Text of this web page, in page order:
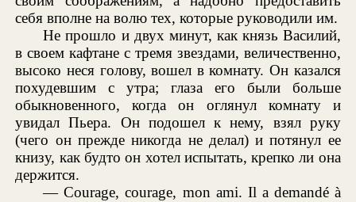
себя вполне на волю тех, которые руководили им.
Не прошло и двух минут, как князь Василий,
в своем кафтане с тремя звездами, величественно,
высоко неся голову, вошел в комнату. Он казался
похудевшим с утра; глаза его были больше
обыкновенного, когда он оглянул комнату и
увидал Пьера. Он подошел к нему, взял руку
(чего он прежде никогда не делал) и потянул ее
книзу, как будто он хотел испытать, крепко ли она
держится.
— Courage, courage, mon ami. Il a demandé à